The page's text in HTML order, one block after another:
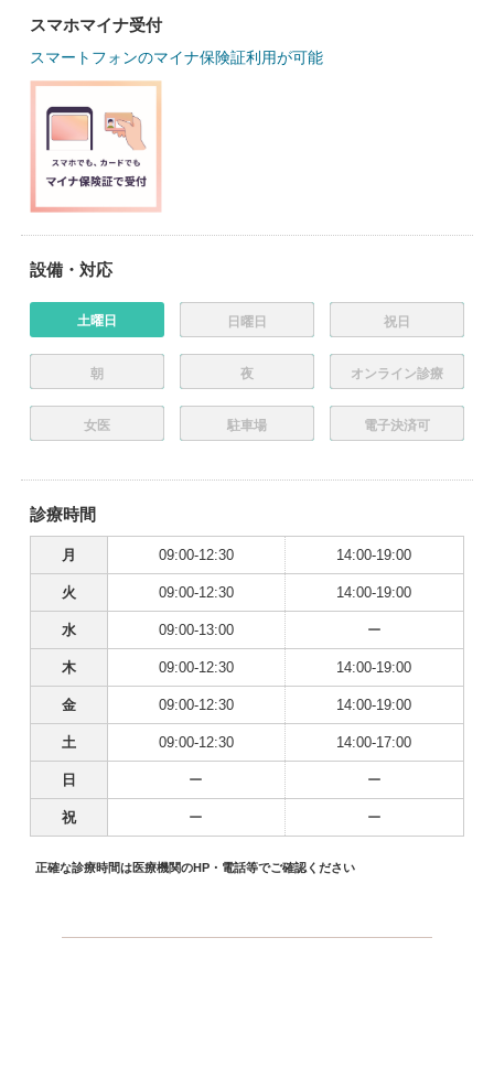
スマホマイナ受付
スマートフォンのマイナ保険証利用が可能
設備・対応
土曜日 日曜日 祝日
朝 夜 オンライン診療
女医 駐車場 電子決済可
診療時間
月 09:00-12:30 14:00-19:00
火 09:00-12:30 14:00-19:00
水 09:00-13:00 ー
木 09:00-12:30 14:00-19:00
金 09:00-12:30 14:00-19:00
土 09:00-12:30 14:00-17:00
日 ー ー
祝 ー ー
正確な診療時間は医療機関のHP・電話等でご確認ください